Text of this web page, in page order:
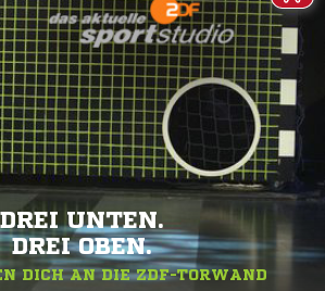
DREI UNTEN.
DREI OBEN.
DICH AN DIE ZDF-TORWAND